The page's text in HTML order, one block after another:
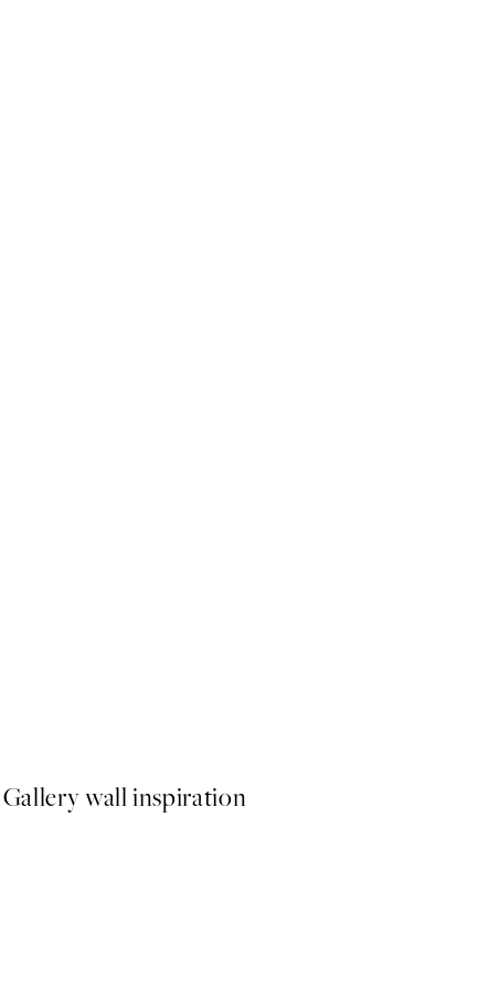
Gallery wall inspiration